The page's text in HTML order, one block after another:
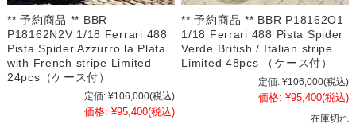
** 予約商品 ** BBR
P18162N2V 1/18 Ferrari 488
Pista Spider Azzurro la Plata
with French stripe Limited
24pcs（ケース付）
定価: ¥106,000(税込)
価格: ¥95,400(税込)
** 予約商品 ** BBR P18162O1
1/18 Ferrari 488 Pista Spider
Verde British / Italian stripe
Limited 48pcs （ケース付）
定価: ¥106,000(税込)
価格: ¥95,400(税込)
在庫切れ